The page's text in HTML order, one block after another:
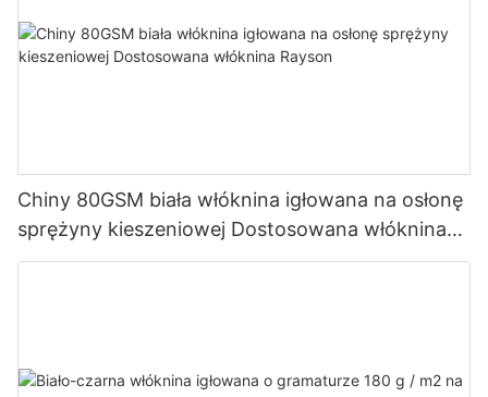
Chiny 80GSM biała włóknina igłowana na osłonę
sprężyny kieszeniowej Dostosowana włóknina
Rayson